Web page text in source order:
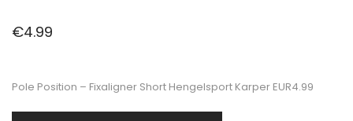
€4.99
Pole Position – Fixaligner Short Hengelsport Karper EUR4.99